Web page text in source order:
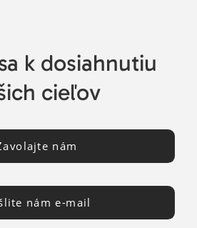
k dosiahnutiu
cieľov
nám
nám e-mail